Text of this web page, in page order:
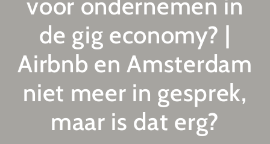
de gig economy? |
Airbnb en Amsterdam
niet meer in gesprek,
maar is dat erg?